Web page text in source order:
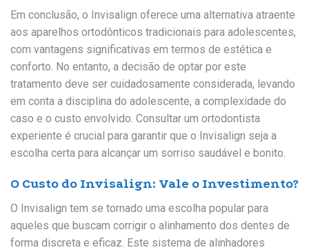
Em conclusão, o Invisalign oferece uma alternativa atraente
aos aparelhos ortodônticos tradicionais para adolescentes,
com vantagens significativas em termos de estética e
conforto. No entanto, a decisão de optar por este
tratamento deve ser cuidadosamente considerada, levando
em conta a disciplina do adolescente, a complexidade do
caso e o custo envolvido. Consultar um ortodontista
experiente é crucial para garantir que o Invisalign seja a
escolha certa para alcançar um sorriso saudável e bonito.
O Custo do Invisalign: Vale o Investimento?
O Invisalign tem se tornado uma escolha popular para
aqueles que buscam corrigir o alinhamento dos dentes de
forma discreta e eficaz. Este sistema de alinhadores